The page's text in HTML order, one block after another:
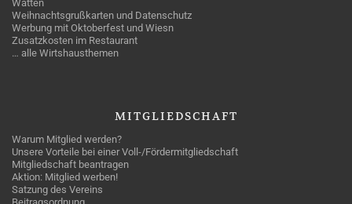
Watten
Weihnachtsgrußkarten und Datenschutz
Werbung mit Oktoberfest und Wiesn
Zusatzkosten im Restaurant
… alle Wirtshausthemen
MITGLIEDSCHAFT
Warum Mitglied werden?
Unsere Vorteile bei einer Voll-/Fördermitgliedschaft
Mitgliedschaft beantragen
Aktion: Mitglied werben!
Satzung des Vereins